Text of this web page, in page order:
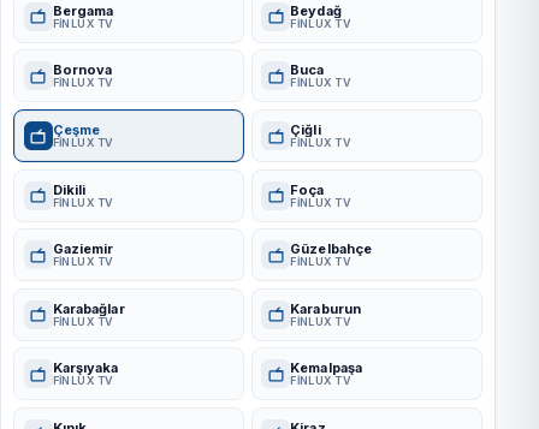
Bergama
FINLUX TV
Beydağ
FINLUX TV
Bornova
FINLUX TV
Buca
FINLUX TV
Çeşme
FINLUX TV
Çiğli
FINLUX TV
Dikili
FINLUX TV
Foça
FINLUX TV
Gaziemir
FINLUX TV
Güzelbahçe
FINLUX TV
Karabağlar
FINLUX TV
Karaburun
FINLUX TV
Karşıyaka
FINLUX TV
Kemalpaşa
FINLUX TV